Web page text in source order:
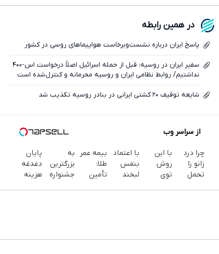
در همین رابطه
پاسخ ایران درباره نشست‌وبرخاست هواپیماهای روسی در کشور
سفیر ایران در روسیه: قبل از حمله اسرائیل اصلاً درخواست اس-۴۰۰
نداشتیم/ روابط نظامی ایران و روسیه محرمانه و کنترل‌شده است
شایعه توقیف ۲۰ کشتی ایرانی در بنادر روسیه تکذیب شد
از سراسر وب
چرا درد
زانو را
تحمل
کن
با این
روش
توی
با اعتماد
بنفس
لبخند
بیمه عمر
طلا:
تأمین
به
بزرگترین
جشنواره
پایان
دغدغه
هزینه
کننده